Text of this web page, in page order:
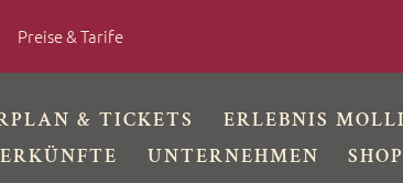
Preise & Tarife
& TICKETS ERLEBNIS MOLLI
UNTERNEHMEN SHOP